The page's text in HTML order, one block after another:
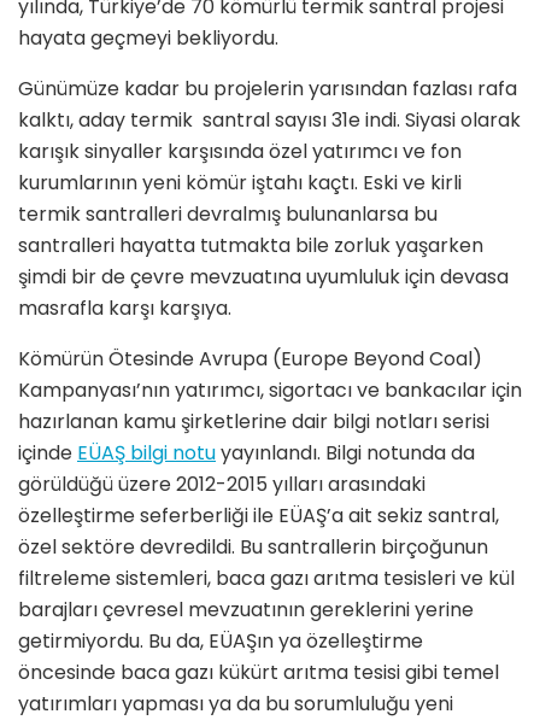
yılında, Türkiye’de 70 kömürlü termik santral projesi
hayata geçmeyi bekliyordu.
Günümüze kadar bu projelerin yarısından fazlası rafa
kalktı, aday termik santral sayısı 31e indi. Siyasi olarak
karışık sinyaller karşısında özel yatırımcı ve fon
kurumlarının yeni kömür iştahı kaçtı. Eski ve kirli
termik santralleri devralmış bulunanlarsa bu
santralleri hayatta tutmakta bile zorluk yaşarken
şimdi bir de çevre mevzuatına uyumluluk için devasa
masrafla karşı karşıya.
Kömürün Ötesinde Avrupa (Europe Beyond Coal)
Kampanyası’nın yatırımcı, sigortacı ve bankacılar için
hazırlanan kamu şirketlerine dair bilgi notları serisi
içinde EÜAŞ bilgi notuyayınlandı. Bilgi notunda da
görüldüğü üzere 2012-2015 yılları arasındaki
özelleştirme seferberliği ile EÜAŞ’a ait sekiz santral,
özel sektöre devredildi. Bu santrallerin birçoğunun
filtreleme sistemleri, baca gazı arıtma tesisleri ve kül
barajları çevresel mevzuatının gereklerini yerine
getirmiyordu. Bu da, EÜAŞın ya özelleştirme
öncesinde baca gazı kükürt arıtma tesisi gibi temel
yatırımları yapması ya da bu sorumluluğu yeni